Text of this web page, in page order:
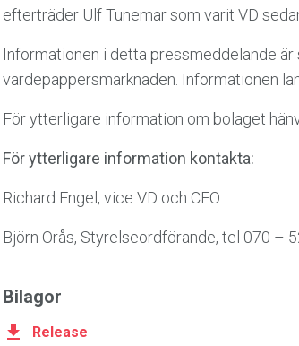
efterträder Ulf Tunemar som varit VD
Informationen i detta pressmeddelande
värdepappersmarknaden. Informationen
För ytterligare information om bolaget
För ytterligare information kontakta:
Richard Engel, vice VD och CFO
Björn Örås, Styrelseordförande, tel 070 –
Bilagor
Release